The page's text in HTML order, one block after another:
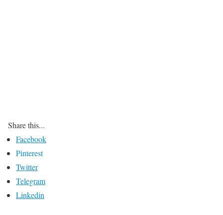
Share this...
Facebook
Pinterest
Twitter
Telegram
Linkedin